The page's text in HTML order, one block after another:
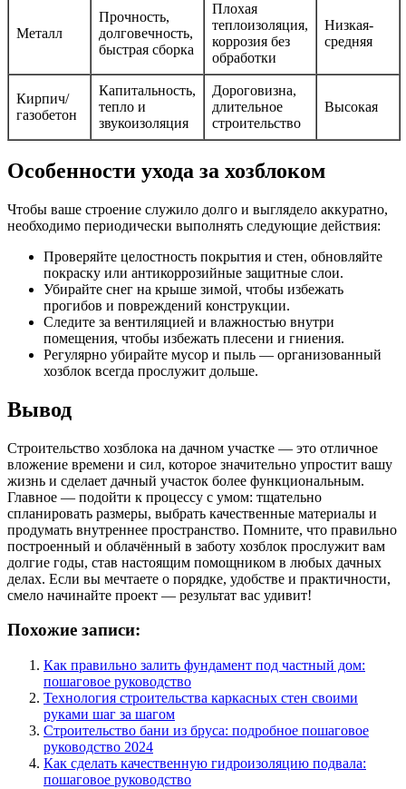
Металл
Прочность,
долговечность,
быстрая сборка
Плохая
теплоизоляция,
коррозия без
обработки
Низкая-
средняя
Кирпич/
газобетон
Капитальность,
тепло и
звукоизоляция
Дороговизна,
длительное
строительство
Высокая
Особенности ухода за хозблоком
Чтобы ваше строение служило долго и выглядело аккуратно,
необходимо периодически выполнять следующие действия:
Проверяйте целостность покрытия и стен, обновляйте
покраску или антикоррозийные защитные слои.
Убирайте снег на крыше зимой, чтобы избежать
прогибов и повреждений конструкции.
Следите за вентиляцией и влажностью внутри
помещения, чтобы избежать плесени и гниения.
Регулярно убирайте мусор и пыль — организованный
хозблок всегда прослужит дольше.
Вывод
Строительство хозблока на дачном участке — это отличное
вложение времени и сил, которое значительно упростит вашу
жизнь и сделает дачный участок более функциональным.
Главное — подойти к процессу с умом: тщательно
спланировать размеры, выбрать качественные материалы и
продумать внутреннее пространство. Помните, что правильно
построенный и облачённый в заботу хозблок прослужит вам
долгие годы, став настоящим помощником в любых дачных
делах. Если вы мечтаете о порядке, удобстве и практичности,
смело начинайте проект — результат вас удивит!
Похожие записи:
Как правильно залить фундамент под частный дом:
пошаговое руководство
Технология строительства каркасных стен своими
руками шаг за шагом
Строительство бани из бруса: подробное пошаговое
руководство 2024
Как сделать качественную гидроизоляцию подвала:
пошаговое руководство